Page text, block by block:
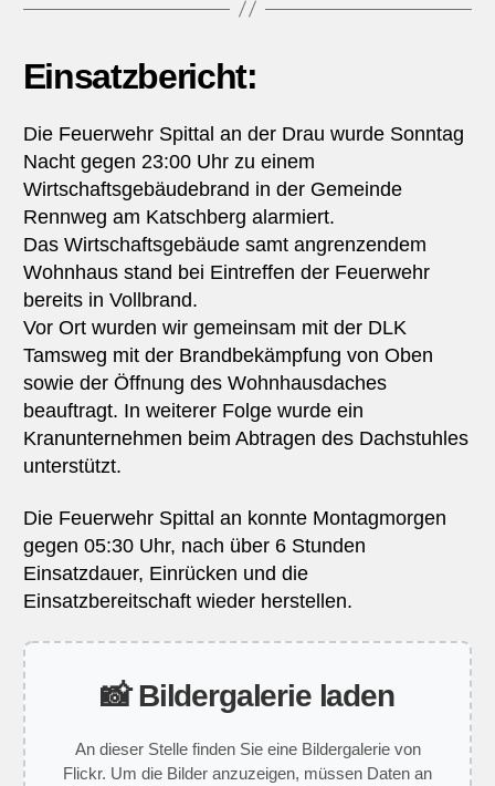
Einsatzbericht:
Die Feuerwehr Spittal an der Drau wurde Sonntag
Nacht gegen 23:00 Uhr zu einem
Wirtschaftsgebäudebrand in der Gemeinde
Rennweg am Katschberg alarmiert.
Das Wirtschaftsgebäude samt angrenzendem
Wohnhaus stand bei Eintreffen der Feuerwehr
bereits in Vollbrand.
Vor Ort wurden wir gemeinsam mit der DLK
Tamsweg mit der Brandbekämpfung von Oben
sowie der Öffnung des Wohnhausdaches
beauftragt. In weiterer Folge wurde ein
Kranunternehmen beim Abtragen des Dachstuhles
unterstützt.
Die Feuerwehr Spittal an konnte Montagmorgen
gegen 05:30 Uhr, nach über 6 Stunden
Einsatzdauer, Einrücken und die
Einsatzbereitschaft wieder herstellen.
📸 Bildergalerie laden
An dieser Stelle finden Sie eine Bildergalerie von
Flickr. Um die Bilder anzuzeigen, müssen Daten an